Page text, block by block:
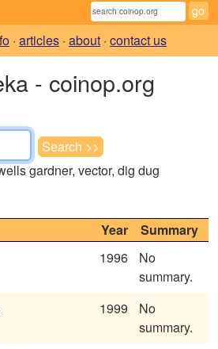
· articles · about · contact us
- coinop.org
gardner, vector, dig dug
Year
Summary
1996
No
summary.
1999
No
summary.